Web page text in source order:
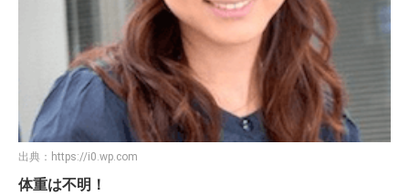
出典： https://i0.wp.com
体重は不明！